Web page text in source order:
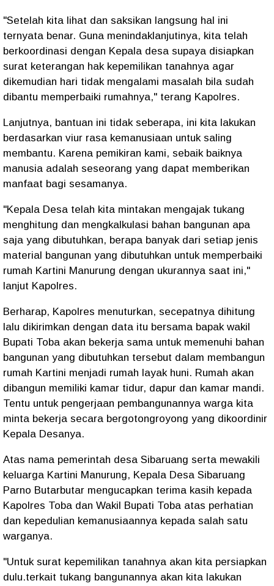
"Setelah kita lihat dan saksikan langsung hal ini
ternyata benar. Guna menindaklanjutinya, kita telah
berkoordinasi dengan Kepala desa supaya disiapkan
surat keterangan hak kepemilikan tanahnya agar
dikemudian hari tidak mengalami masalah bila sudah
dibantu memperbaiki rumahnya," terang Kapolres.
Lanjutnya, bantuan ini tidak seberapa, ini kita lakukan
berdasarkan viur rasa kemanusiaan untuk saling
membantu. Karena pemikiran kami, sebaik baiknya
manusia adalah seseorang yang dapat memberikan
manfaat bagi sesamanya.
"Kepala Desa telah kita mintakan mengajak tukang
menghitung dan mengkalkulasi bahan bangunan apa
saja yang dibutuhkan, berapa banyak dari setiap jenis
material bangunan yang dibutuhkan untuk memperbaiki
rumah Kartini Manurung dengan ukurannya saat ini,"
lanjut Kapolres.
Berharap, Kapolres menuturkan, secepatnya dihitung
lalu dikirimkan dengan data itu bersama bapak wakil
Bupati Toba akan bekerja sama untuk memenuhi bahan
bangunan yang dibutuhkan tersebut dalam membangun
rumah Kartini menjadi rumah layak huni. Rumah akan
dibangun memiliki kamar tidur, dapur dan kamar mandi.
Tentu untuk pengerjaan pembangunannya warga kita
minta bekerja secara bergotongroyong yang dikoordinir
Kepala Desanya.
Atas nama pemerintah desa Sibaruang serta mewakili
keluarga Kartini Manurung, Kepala Desa Sibaruang
Parno Butarbutar mengucapkan terima kasih kepada
Kapolres Toba dan Wakil Bupati Toba atas perhatian
dan kepedulian kemanusiaannya kepada salah satu
warganya.
"Untuk surat kepemilikan tanahnya akan kita persiapkan
dulu.terkait tukang bangunannya akan kita lakukan